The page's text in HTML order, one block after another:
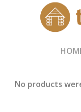
No products